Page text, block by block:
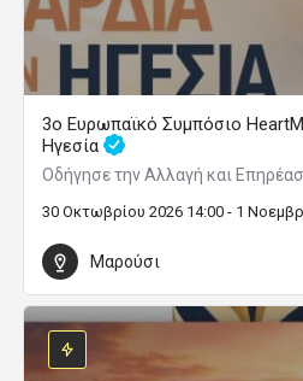
3ο Ευρωπαϊκό Συμπόσιο
Ηγεσία
Οδήγησε την Αλλαγή και
30 Οκτωβρίου 2026 14:00 - 1
Μαρούσι